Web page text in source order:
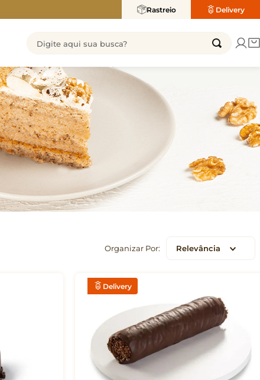
grátis capitais sul e sudeste a partir de R$ 350
Rastreio Delivery
Relevância
Delivery
1º congelados torta
3º bolo
5º chocolate
7º rosca pao mel
10º bolo sorvete